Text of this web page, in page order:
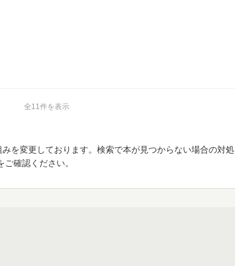
全11件を表示
を変更しております。検索で本が見つからない場合の対処
ご確認ください。